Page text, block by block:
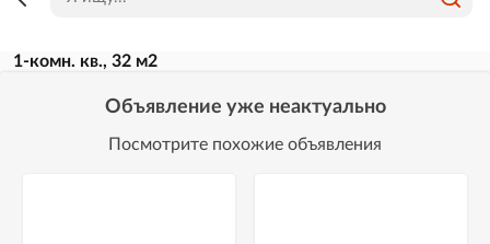
1-комн. кв., 32 м2
Объявление уже неактуально
Посмотрите похожие объявления